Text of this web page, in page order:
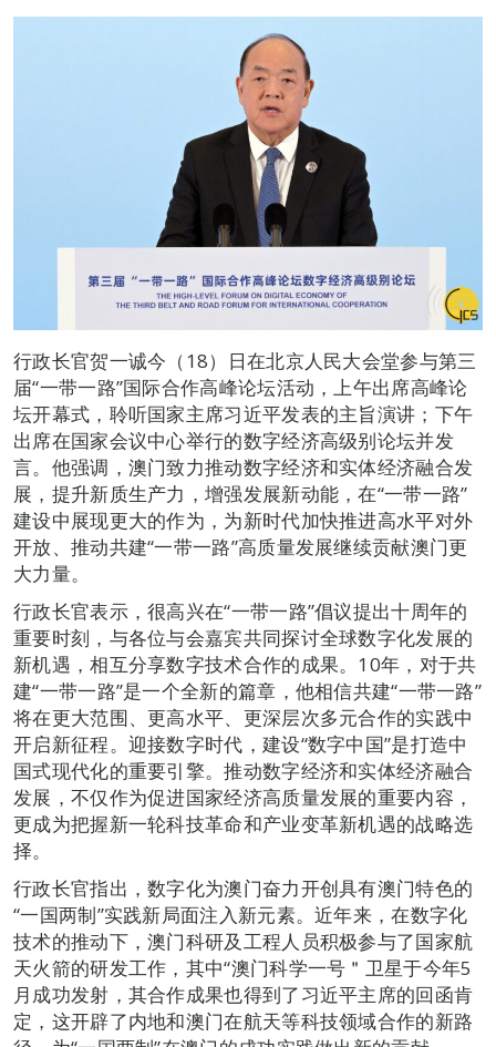
行政长官贺一诚今（18）日在北京人民大会堂参与第三
届“一带一路”国际合作高峰论坛活动，上午出席高峰论
坛开幕式，聆听国家主席习近平发表的主旨演讲；下午
出席在国家会议中心举行的数字经济高级别论坛并发
言。他强调，澳门致力推动数字经济和实体经济融合发
展，提升新质生产力，增强发展新动能，在“一带一路”
建设中展现更大的作为，为新时代加快推进高水平对外
开放、推动共建“一带一路”高质量发展继续贡献澳门更
大力量。
行政长官表示，很高兴在“一带一路”倡议提出十周年的
重要时刻，与各位与会嘉宾共同探讨全球数字化发展的
新机遇，相互分享数字技术合作的成果。10年，对于共
建“一带一路”是一个全新的篇章，他相信共建“一带一路”
将在更大范围、更高水平、更深层次多元合作的实践中
开启新征程。迎接数字时代，建设“数字中国”是打造中
国式现代化的重要引擎。推动数字经济和实体经济融合
发展，不仅作为促进国家经济高质量发展的重要内容，
更成为把握新一轮科技革命和产业变革新机遇的战略选
择。
行政长官指出，数字化为澳门奋力开创具有澳门特色的
“一国两制”实践新局面注入新元素。近年来，在数字化
技术的推动下，澳门科研及工程人员积极参与了国家航
天火箭的研发工作，其中“澳门科学一号＂卫星于今年5
月成功发射，其合作成果也得到了习近平主席的回函肯
定，这开辟了内地和澳门在航天等科技领域合作的新路